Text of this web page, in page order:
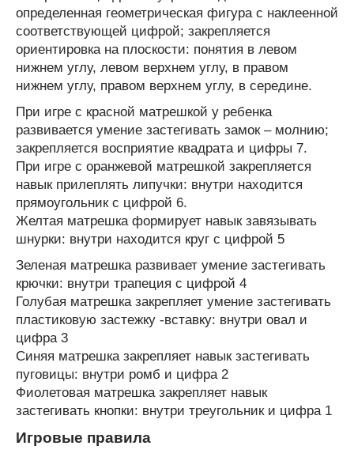
определенная геометрическая фигура с наклеенной
соответствующей цифрой; закрепляется
ориентировка на плоскости: понятия в левом
нижнем углу, левом верхнем углу, в правом
нижнем углу, правом верхнем углу, в середине.
При игре с красной матрешкой у ребенка
развивается умение застегивать замок – молнию;
закрепляется восприятие квадрата и цифры 7.
При игре с оранжевой матрешкой закрепляется
навык прилеплять липучки: внутри находится
прямоугольник с цифрой 6.
Желтая матрешка формирует навык завязывать
шнурки: внутри находится круг с цифрой 5
Зеленая матрешка развивает умение застегивать
крючки: внутри трапеция с цифрой 4
Голубая матрешка закрепляет умение застегивать
пластиковую застежку -вставку: внутри овал и
цифра 3
Синяя матрешка закрепляет навык застегивать
пуговицы: внутри ромб и цифра 2
Фиолетовая матрешка закрепляет навык
застегивать кнопки: внутри треугольник и цифра 1
Игровые правила